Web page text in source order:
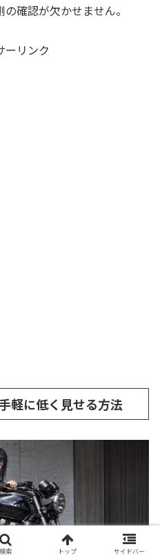
確認が欠かせません。
ーリンク
軽に低く見せる方法
検索 トップ サイドバー